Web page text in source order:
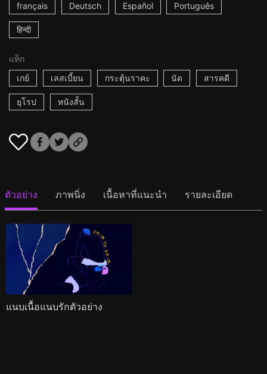
français Deutsch Español Português
हिन्दी
แท็ก
เกย์
เลสเบี้ยน กระตุ้นราคะ นัด สารคดี
ยุโรป หนังสั้น
ตัวอย่าง ภาพนิ่ง เนื้อหาที่แนะนำ รายละเอียด
แนบเนื้อแนบรักตัวอย่าง